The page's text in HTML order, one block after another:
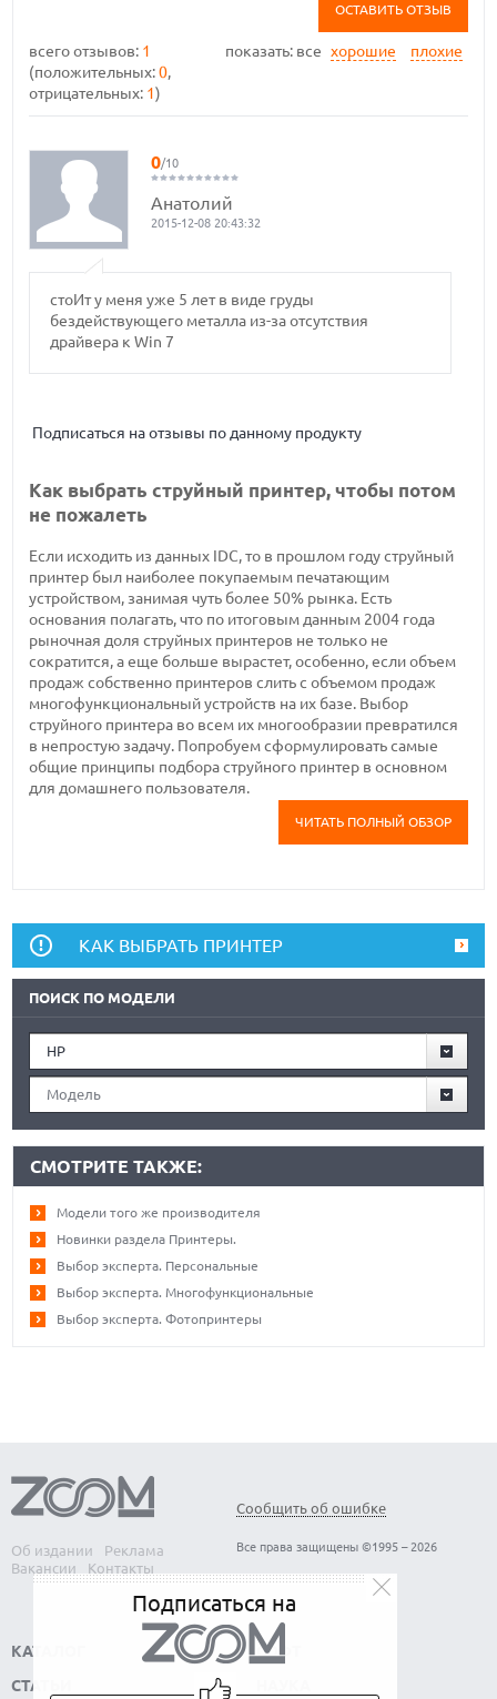
ОСТАВИТЬ ОТЗЫВ
показать: все хорошие плохие
всего отзывов: 1
(положительных:0,
отрицательных: 1)
0/10
Анатолий
2015-12-08 20:43:32
стоИт у меня уже 5 лет в виде груды
бездействующего металла из-за отсутствия
драйвера к Win 7
Подписаться на отзывы по данному продукту
Как выбрать струйный принтер, чтобы потом
не пожалеть
Если исходить из данных IDC, то в прошлом году струйный
принтер был наиболее покупаемым печатающим
устройством, занимая чуть более 50% рынка. Есть
основания полагать, что по итоговым данным 2004 года
рыночная доля струйных принтеров не только не
сократится, а еще больше вырастет, особенно, если объем
продаж собственно принтеров слить с объемом продаж
многофункциональный устройств на их базе. Выбор
струйного принтера во всем их многообразии превратился
в непростую задачу. Попробуем сформулировать самые
общие принципы подбора струйного принтер в основном
для домашнего пользователя.
ЧИТАТЬ ПОЛНЫЙ ОБЗОР
КАК ВЫБРАТЬ ПРИНТЕР
ПОИСК ПО МОДЕЛИ
HP
Модель
СМОТРИТЕ ТАКЖЕ:
Модели того же производителя
Новинки раздела Принтеры.
Выбор эксперта. Персональные
Выбор эксперта. Многофункциональные
Выбор эксперта. Фотопринтеры
Об издании
Реклама
Вакансии
Контакты
Сообщить об ошибке
Все права защищены ©1995 – 2026
КАТАЛОГ
СТАТЬИ
СОФТ
Подписаться на